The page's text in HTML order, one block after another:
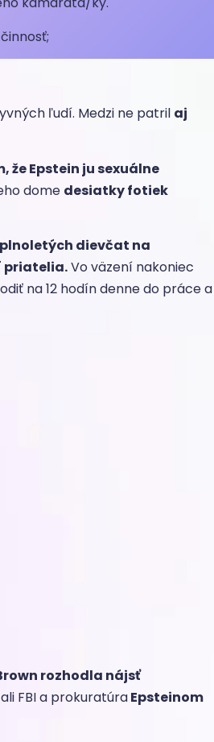
ľudí. Medzi ne patril aj
že Epstein ju sexuálne
dome desiatky fotiek
dievčat na
priatelia.Vo väzení nakoniec
na 12 hodín denne do práce a
rozhodla nájsť
FBI a prokuratúraEpsteinom